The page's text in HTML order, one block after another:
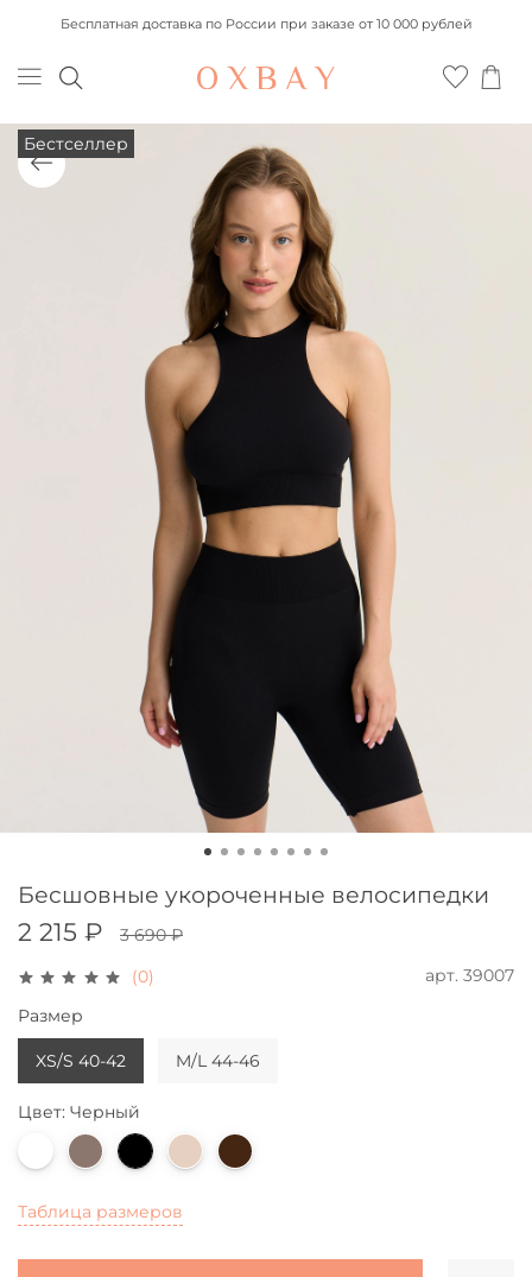
Бесплатная доставка по России при заказе от 10 000 рублей
Бестселлер
(0) арт. 39007
Бесшовные укороченные велосипедки
2 215 ₽ 3 690 ₽
Таблица размеров
Размер
XS/S 40-42 M/L 44-46
Цвет: Черный